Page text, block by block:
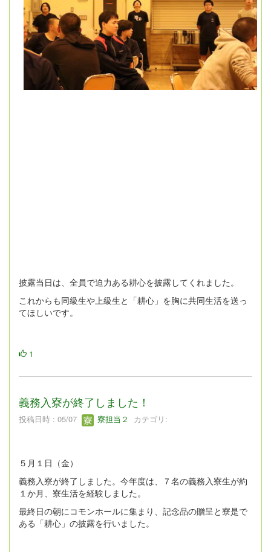
披露当日は、全員で迫力ある耕心を披露してくれました。
これからも同級生や上級生と「耕心」を胸に共同生活を送っ
てほしいです。
1
義務入寮が終了しました！
投稿日時 : 05/07 寮担当２ カテゴリ:
５月１日（金）
義務入寮が終了しました。今年度は、７名の義務入寮生が約
１か月、寮生活を経験しました。
最終日の朝にコモンホールに集まり、記念品の贈呈と寮是で
ある「耕心」の披露を行いました。